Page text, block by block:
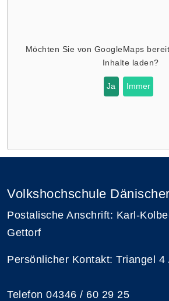
Möchten Sie von GoogleMaps
Inhalte laden?
Ja Immer
Volkshochschule
Postalische Anschrift: Karl-
Gettorf
Persönlicher Kontakt: Triangel
Telefon 04346 / 60 29 25